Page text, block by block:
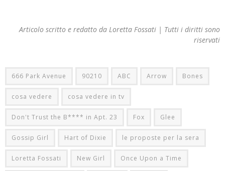
Articolo scritto e redatto da Loretta Fossati | Tutti i diritti sono
riservati
666 Park Avenue 90210 ABC Arrow Bones
cosa vedere cosa vedere in tv
Don't Trust the B**** in Apt. 23 Fox Glee
Gossip Girl Hart of Dixie le proposte per la sera
Loretta Fossati New Girl Once Upon a Time